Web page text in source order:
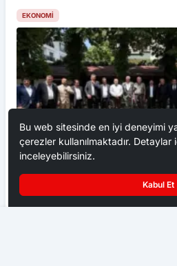
EKONOMI
Ankara Ziraat Odaları; hububat
Bu web sitesinde en iyi deneyimi
çerezler kullanılmaktadır. Detaylar
inceleyebilirsiniz.
Kabul Et